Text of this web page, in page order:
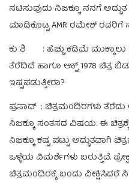
ನಟಿಸುವುದು ನಿಜಕ್ಕೂ ನನಗೆ
ಮಾಡಿಕೊಟ್ಟ AMR ರಮೇಶ್
ಕು ಶಿ : ಹೆಚ್ಚು ಕಡಿಮೆ
ತೆರೆದಿದೆ ಹಾಗೂ ಆಕ್ಟ್ 1978 ಚಿತ್ರ
ಇಷ್ಟಪಡುತ್ತೀರಾ?
ಪ್ರಸಾದ್ : ಚಿತ್ರಮಂದಿರಗಳು ತೆರೆದು
ನಿಜಕ್ಕೂ ಸಂತಸದ ವಿಷಯ. ಈ
ನಿಜಕ್ಕೂ ಕಷ್ಟ ಪಟ್ಟು ಅದ್ಭುತವಾಗಿ
ಒಳ್ಳೆಯ ವಿಮರ್ಶೆಗಳು ಬರುತ್ತಿವೆ.
ಚಿತ್ರಮಂದಿರಕ್ಕೆ ಬಂದು